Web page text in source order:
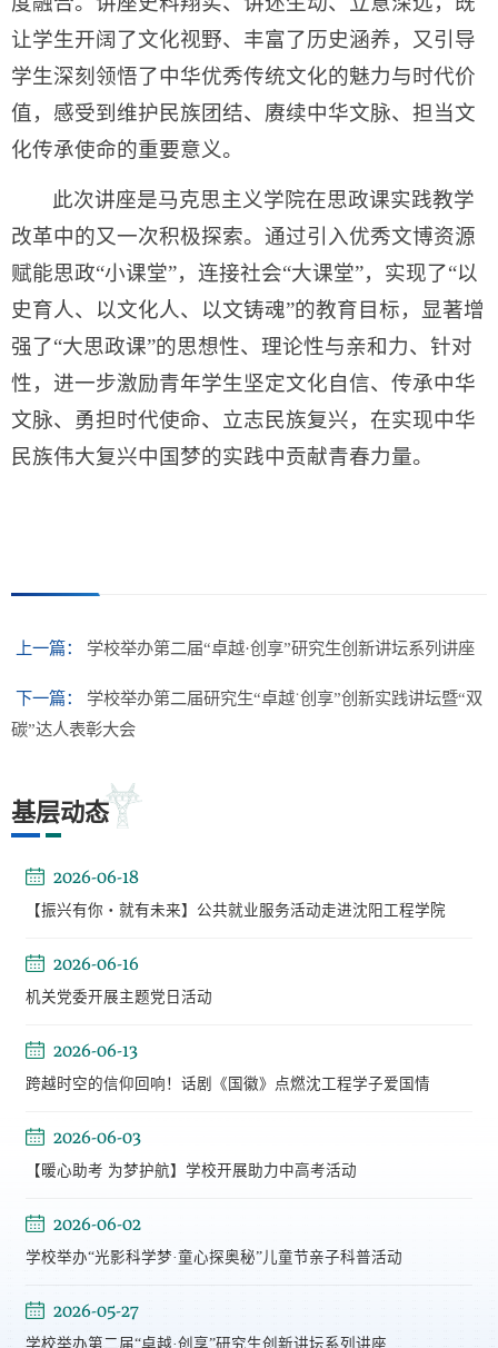
让学生开阔了文化视野、丰富了历史涵养，又引导
学生深刻领悟了中华优秀传统文化的魅力与时代价
值，感受到维护民族团结、赓续中华文脉、担当文
化传承使命的重要意义。
此次讲座是马克思主义学院在思政课实践教学
改革中的又一次积极探索。通过引入优秀文博资源
赋能思政“小课堂”，连接社会“大课堂”，实现了“以
史育人、以文化人、以文铸魂”的教育目标，显著增
强了“大思政课”的思想性、理论性与亲和力、针对
性，进一步激励青年学生坚定文化自信、传承中华
文脉、勇担时代使命、立志民族复兴，在实现中华
民族伟大复兴中国梦的实践中贡献青春力量。
上一篇： 学校举办第二届“卓越·创享”研究生创新讲坛系列讲座
下一篇：
学校举办第二届研究生“卓越˙创享”创新实践讲坛暨“双
碳”达人表彰大会
基层动态
2026-06-18
【振兴有你・就有未来】公共就业服务活动走进沈阳工程学院
2026-06-16
机关党委开展主题党日活动
2026-06-13
跨越时空的信仰回响！话剧《国徽》点燃沈工程学子爱国情
2026-06-03
【暖心助考 为梦护航】学校开展助力中高考活动
2026-06-02
学校举办“光影科学梦·童心探奥秘”儿童节亲子科普活动
2026-05-27
学校举办第二届“卓越·创享”研究生创新讲坛系列讲座